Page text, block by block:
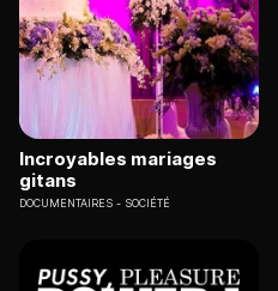
Incroyables mariages
gitans
DOCUMENTAIRES SOCIÉTÉ